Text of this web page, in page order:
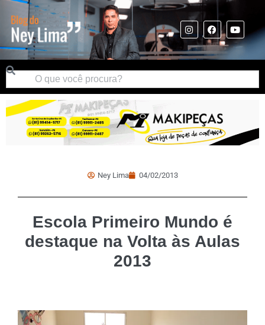
Ney Lima 04/02/2013
Escola Primeiro Mundo é
destaque na Volta às Aulas
2013